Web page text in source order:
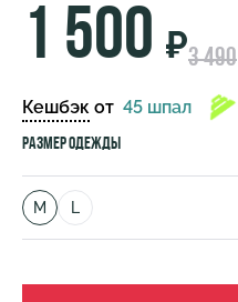
1 500 ₽3 490
Кешбэк от 45 шпал
Размер одежды
M L